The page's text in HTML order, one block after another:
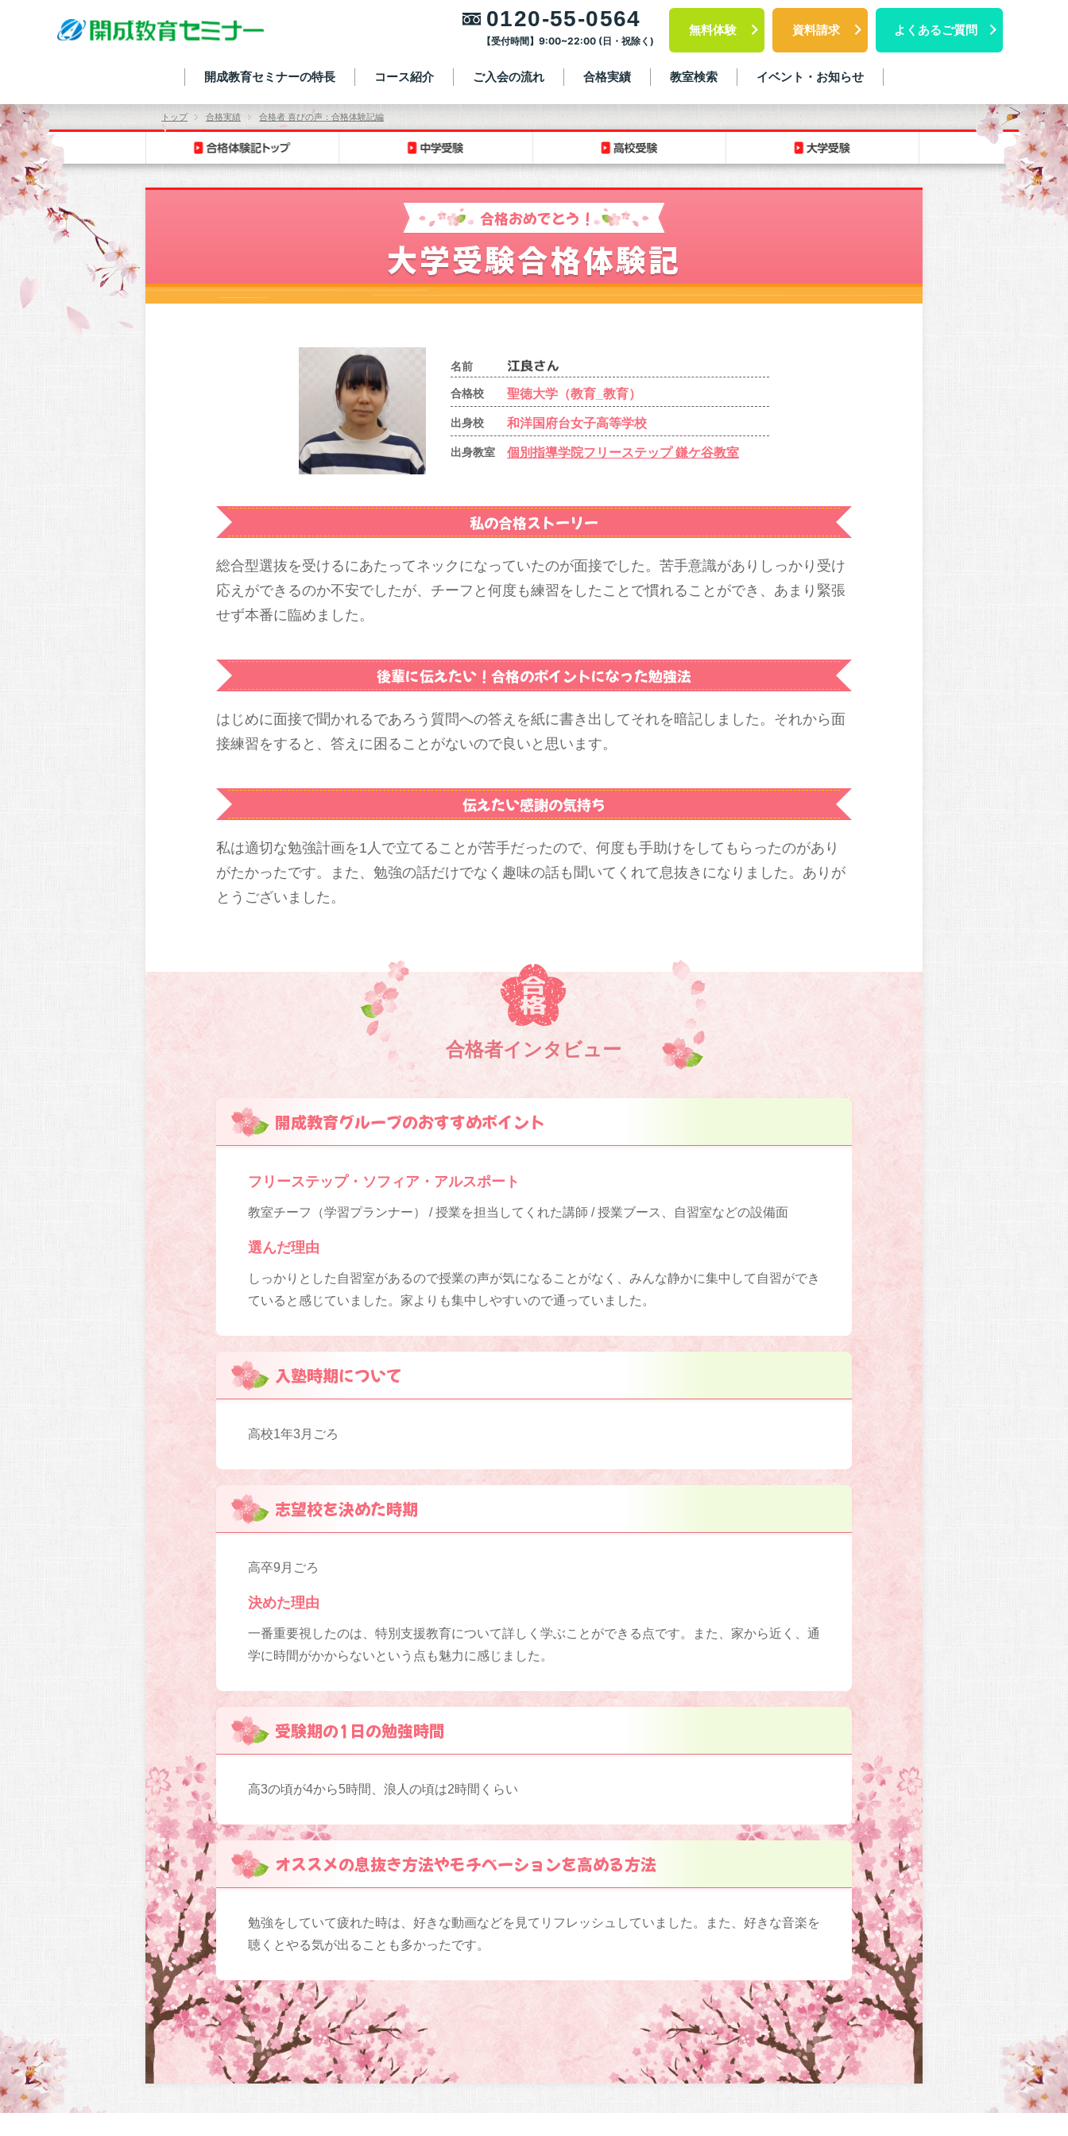
0120-55-0564
【受付時間】9:00~22:00 (日・祝除く)
無料体験 資料請求 よくあるご質問
開成教育セミナーの特長 コース紹介 ご入会の流れ 合格実績 教室検索 イベント・お知らせ
トップ 合格実績 合格者 喜びの声：合格体験記編
合格おめでとう！
大学受験合格体験記
名前
合格校 聖徳大学（教育_教育）
出身校 和洋国府台女子高等学校
出身教室 個別指導学院フリーステップ 鎌ケ谷教室
私の合格ストーリー
総合型選抜を受けるにあたってネックになっていたのが面接でした。苦手意識がありしっかり受け
応えができるのか不安でしたが、チーフと何度も練習をしたことで慣れることができ、あまり緊張
せず本番に臨めました。
後輩に伝えたい！ 合格のポイントになった勉強法
はじめに面接で聞かれるであろう質問への答えを紙に書き出してそれを暗記しました。それから面
接練習をすると、答えに困ることがないので良いと思います。
伝えたい感謝の気持ち
私は適切な勉強計画を1人で立てることが苦手だったので、何度も手助けをしてもらったのがあり
がたかったです。また、勉強の話だけでなく趣味の話も聞いてくれて息抜きになりました。ありが
とうございました。
合格者インタビュー
開成教育グループのおすすめポイント
フリーステップ・ソフィア・アルスポート
教室チーフ（学習プランナー） / 授業を担当してくれた講師 / 授業ブース、自習室などの設備面
選んだ理由
しっかりとした自習室があるので授業の声が気になることがなく、みんな静かに集中して自習ができ
ていると感じていました。家よりも集中しやすいので通っていました。
入塾時期について
高校1年3月ごろ
志望校を決めた時期
高卒9月ごろ
決めた理由
一番重要視したのは、特別支援教育について詳しく学ぶことができる点です。また、家から近く、通
学に時間がかからないという点も魅力に感じました。
受験期の1日の勉強時間
高3の頃が4から5時間、浪人の頃は2時間くらい
オススメの息抜き方法やモチベーションを高める方法
勉強をしていて疲れた時は、好きな動画などを見てリフレッシュしていました。また、好きな音楽を
聴くとやる気が出ることも多かったです。